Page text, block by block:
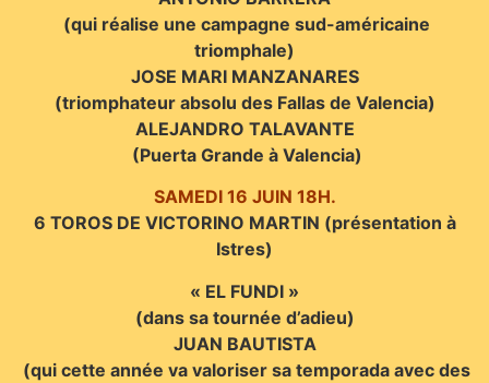
(qui réalise une campagne sud-américaine
triomphale)
JOSE MARI MANZANARES
(triomphateur absolu des Fallas de Valencia)
ALEJANDRO TALAVANTE
(Puerta Grande à Valencia)
SAMEDI 16 JUIN 18H.
6 TOROS DE VICTORINO MARTIN (présentation à
Istres)
« EL FUNDI »
(dans sa tournée d’adieu)
JUAN BAUTISTA
(qui cette année va valoriser sa temporada avec des